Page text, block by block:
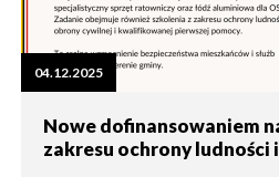
04.12.2025
Nowe dofinansowaniem
zakresu ochrony ludności